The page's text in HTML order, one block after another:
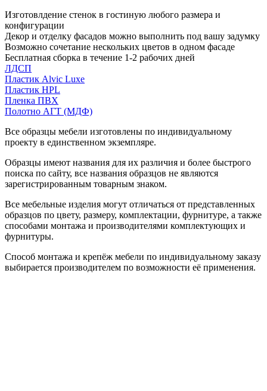
Изготовлдение стенок в гостиную любого размера и
конфигурации
Декор и отделку фасадов можно выполнить под вашу задумку
Возможно сочетание нескольких цветов в одном фасаде
Бесплатная сборка в течение 1-2 рабочих дней
ЛДСП
Пластик Alvic Luxe
Пластик HPL
Пленка ПВХ
Полотно АГТ (МДФ)
Все образцы мебели изготовлены по индивидуальному
проекту в единственном экземпляре.
Образцы имеют названия для их различия и более быстрого
поиска по сайту, все названия образцов не являются
зарегистрированным товарным знаком.
Все мебельные изделия могут отличаться от представленных
образцов по цвету, размеру, комплектации, фурнитуре, а также
способами монтажа и производителями комплектующих и
фурнитуры.
Способ монтажа и крепёж мебели по индивидуальному заказу
выбирается производителем по возможности её применения.